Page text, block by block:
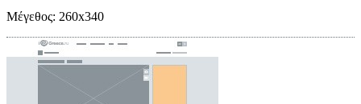
Μέγεθος: 260x340